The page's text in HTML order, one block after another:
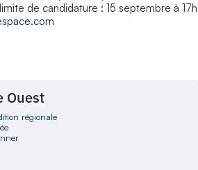
de candidature : 15 septembre à 17h
Ouest
régionale